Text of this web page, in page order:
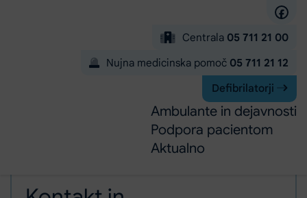
Centrala 05 711 21 00
Nujna medicinska pomoč 05 711 21 12
Defibrilatorji
Ambulante in dejavnosti
Podpora pacientom
Aktualno